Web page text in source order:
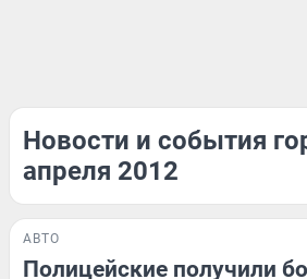
Новости и события
апреля 2012
АВТО
Полицейские получили